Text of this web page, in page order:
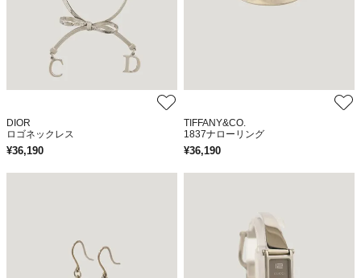
DIOR
ロゴネックレス
¥36,190
TIFFANY&CO.
1837ナローリング
¥36,190